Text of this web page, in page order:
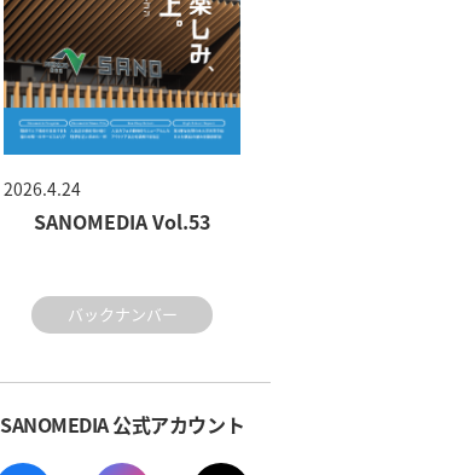
SANOMEDIA Vol.53
2026.4.24
バックナンバー
SANOMEDIA 公式アカウント